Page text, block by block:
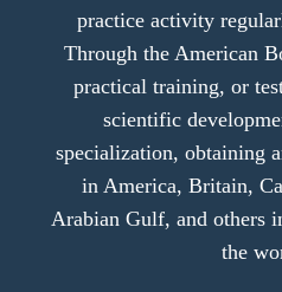
practice activity
Through the American
practical training, or
scientific
specialization, obtaining
in America, Britain,
Arabian Gulf, and others
the